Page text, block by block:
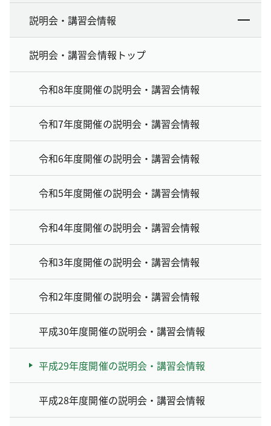
説明会・講習会情報
説明会・講習会情報トップ
令和8年度開催の説明会・講習会情報
令和7年度開催の説明会・講習会情報
令和6年度開催の説明会・講習会情報
令和5年度開催の説明会・講習会情報
令和4年度開催の説明会・講習会情報
令和3年度開催の説明会・講習会情報
令和2年度開催の説明会・講習会情報
平成30年度開催の説明会・講習会情報
平成29年度開催の説明会・講習会情報
平成28年度開催の説明会・講習会情報